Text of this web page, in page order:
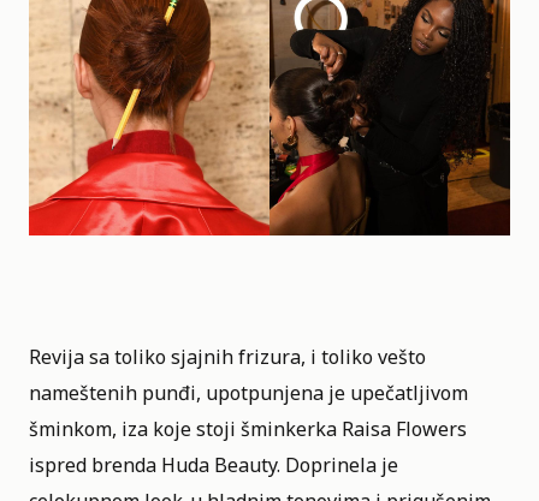
Revija sa toliko sjajnih frizura, i toliko vešto
nameštenih punđi, upotpunjena je upečatljivom
šminkom, iza koje stoji šminkerka Raisa Flowers
ispred brenda Huda Beauty. Doprinela je